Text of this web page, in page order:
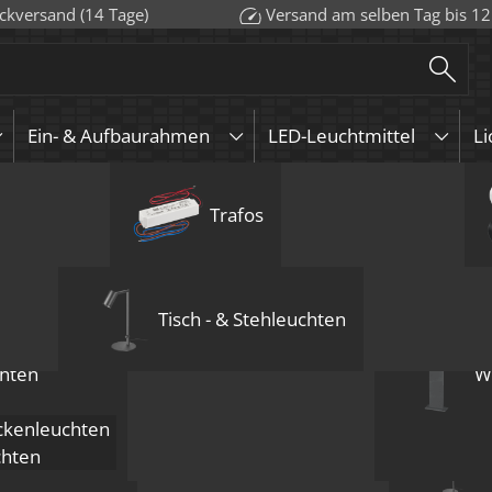
(14 Tage) Versand am selben Tag bis
Aufbauleuchten
Einbau-
Wandleuchten
Ein- & Aufbaurahmen
Pendelleuchten
Tisch - & Stehleuchten
LED-Leuchtmittel
GU10 GU5.3 /
KNX
Aufbauleuchten LED-
Trafos
Forma
A
ab
36,49€